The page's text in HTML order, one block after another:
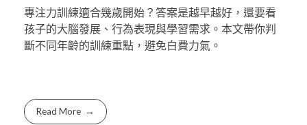
專注力訓練適合幾歲開始？答案是越早越好，還要看
孩子的大腦發展、行為表現與學習需求。本文帶你判
斷不同年齡的訓練重點，避免白費力氣。
Read More